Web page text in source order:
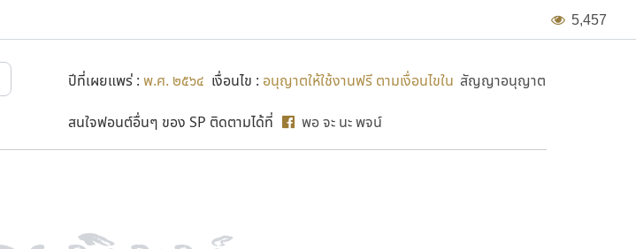
5,457
ปีที่เผยแพร่ : พ.ศ. ๒๕๖๔ เงื่อนไข : อนุญาตให้ใช้งานฟรี ตามเงื่อนไขใน สัญญาอนุญาต
สนใจฟอนต์อื่นๆ ของ SP ติดตามได้ที่ พอ จะ นะ พจน์